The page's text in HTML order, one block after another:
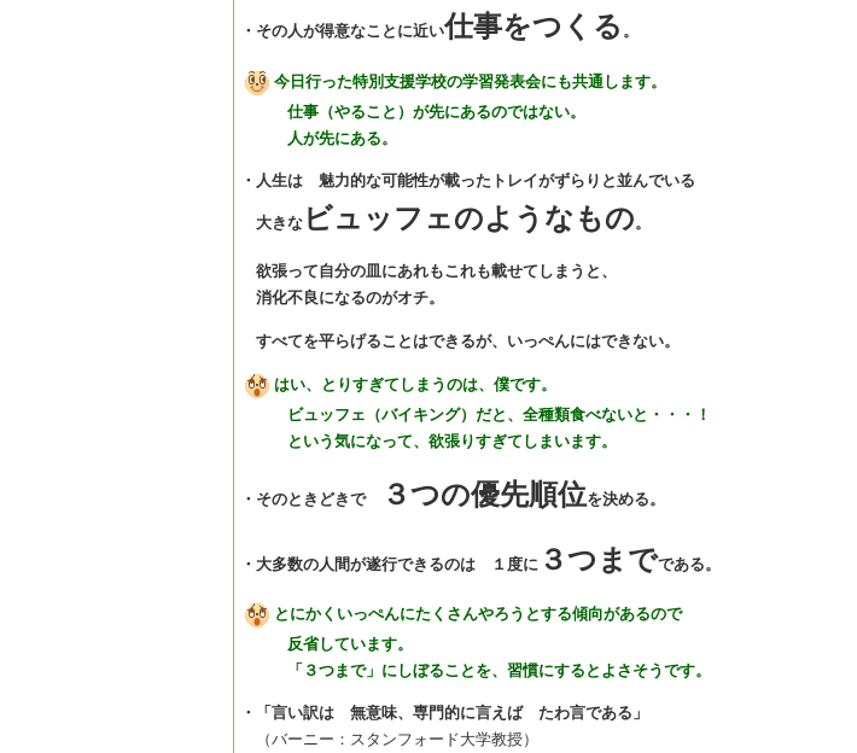
・その人が得意なことに近い仕事をつくる 。
今日行った特別支援学校の学習発表会にも共通します。
仕事（やること）が先にあるのではない。
人が先にある。
・人生は 魅力的な可能性が載ったトレイがずらりと並んでいる
大きなビュッフェのようなもの。
欲張って自分の皿にあれもこれも載せてしまうと、
消化不良になるのがオチ。
すべてを平らげることはできるが、いっぺんにはできない。
はい、とりすぎてしまうのは、僕です。
ビュッフェ（バイキング）だと、全種類食べないと・・・！
という気になって、欲張りすぎてしまいます。
・そのときどきで ３つの優先順位を決める。
・大多数の人間が遂行できるのは １度に ３つまでである。
とにかくいっぺんにたくさんやろうとする傾向があるので
反省しています。
「３つまで」にしぼることを、習慣にするとよさそうです。
・「言い訳は 無意味、専門的に言えば たわ言である」
（バーニー：スタンフォード大学教授）